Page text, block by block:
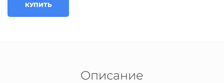
КУПИТЬ
Описание